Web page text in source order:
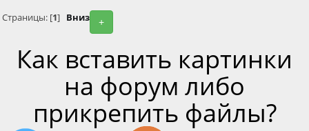
+
Страницы: [1] Вниз
Как вставить картинки
на форум либо
прикрепить файлы?